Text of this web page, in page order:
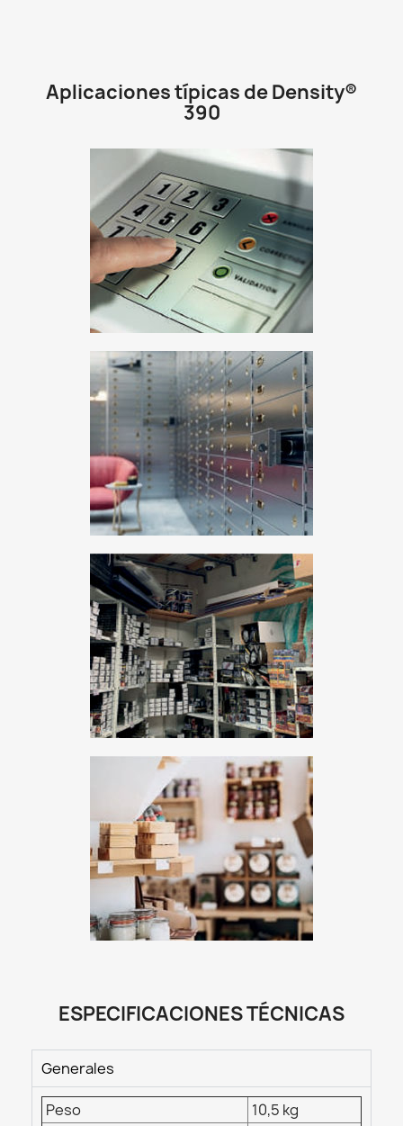
Aplicaciones típicas de Density®
390
ESPECIFICACIONES TÉCNICAS
Generales
Peso
10,5 kg